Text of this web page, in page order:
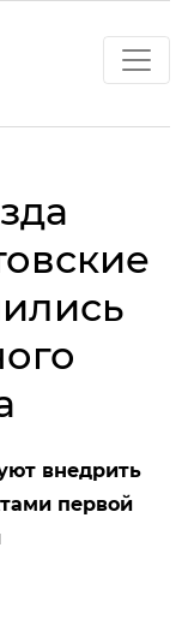
внедрить
первой